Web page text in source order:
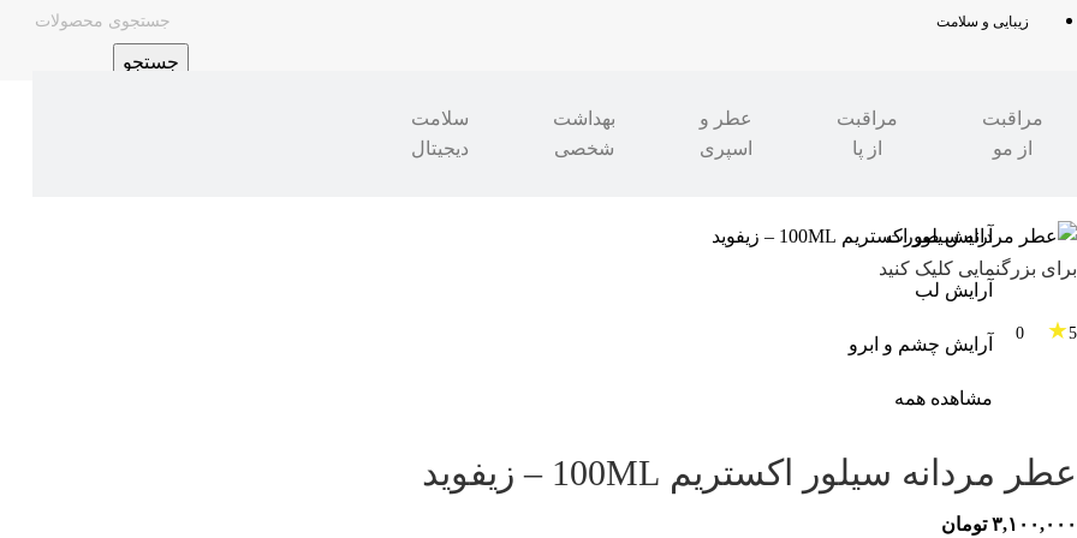
جستجو
زیبایی و سلامت
مراقبت
از مو
مراقبت
از پا
عطر و
اسپری
بهداشت
شخصی
سلامت
دیجیتال
آرایش صورت
آرایش لب
آرایش چشم و ابرو
مشاهده همه
مدرن شو» زیبایی و سلامت
برای بزرگنمایی کلیک کنید
5
★
عطر مردانه سیلور اکستریم 100ML – زیفوید
۳,۱۰۰,۰۰۰ تومان